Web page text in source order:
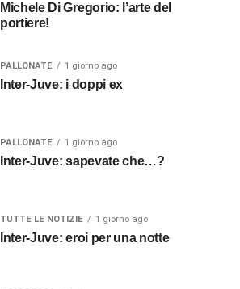
Michele Di Gregorio: l’arte del
portiere!
PALLONATE 1 giorno ago
Inter-Juve: i doppi ex
PALLONATE 1 giorno ago
Inter-Juve: sapevate che…?
TUTTE LE NOTIZIE 1 giorno ago
Inter-Juve: eroi per una notte